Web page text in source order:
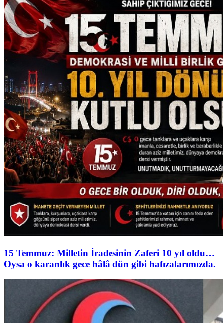
15 Temmuz: Milletin İradesinin Zaferi 10 yıl oldu…
Oysa o karanlık gece hâlâ dün gibi hafızalarımızda.